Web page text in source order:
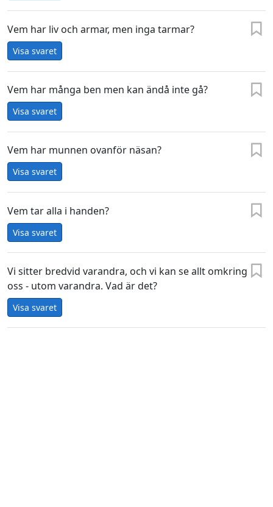
Vem har liv och armar, men inga tarmar?
Visa svaret
Vem har många ben men kan ändå inte gå?
Visa svaret
Vem har munnen ovanför näsan?
Visa svaret
Vem tar alla i handen?
Visa svaret
Vi sitter bredvid varandra, och vi kan se allt omkring
oss - utom varandra. Vad är det?
Visa svaret